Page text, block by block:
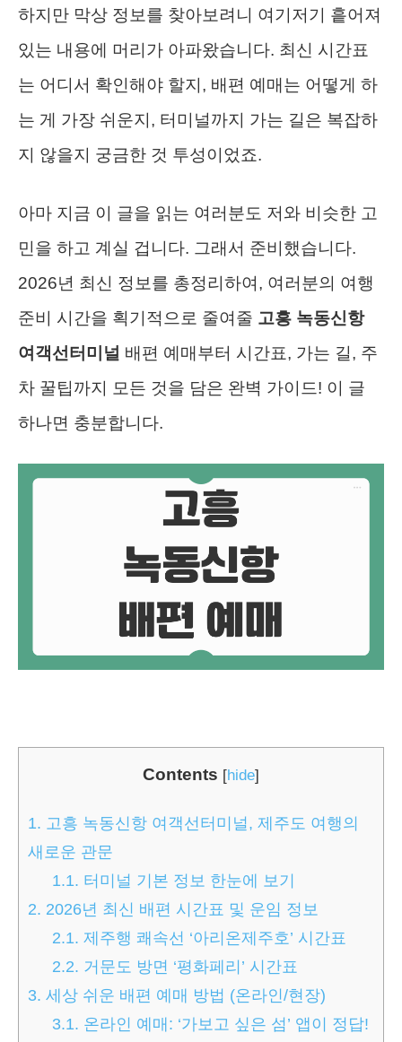
하지만 막상 정보를 찾아보려니 여기저기 흩어져
있는 내용에 머리가 아파왔습니다. 최신 시간표
는 어디서 확인해야 할지, 배편 예매는 어떻게 하
는 게 가장 쉬운지, 터미널까지 가는 길은 복잡하
지 않을지 궁금한 것 투성이었죠.
아마 지금 이 글을 읽는 여러분도 저와 비슷한 고
민을 하고 계실 겁니다. 그래서 준비했습니다.
2026년 최신 정보를 총정리하여, 여러분의 여행
준비 시간을 획기적으로 줄여줄 고흥 녹동신항
여객선터미널 배편 예매부터 시간표, 가는 길, 주
차 꿀팁까지 모든 것을 담은 완벽 가이드! 이 글
하나면 충분합니다.
Contents [hide]
1. 고흥 녹동신항 여객선터미널, 제주도 여행의
새로운 관문
1.1. 터미널 기본 정보 한눈에 보기
2. 2026년 최신 배편 시간표 및 운임 정보
2.1. 제주행 쾌속선 ‘아리온제주호’ 시간표
2.2. 거문도 방면 ‘평화페리’ 시간표
3. 세상 쉬운 배편 예매 방법 (온라인/현장)
3.1. 온라인 예매: ‘가보고 싶은 섬’ 앱이 정답!